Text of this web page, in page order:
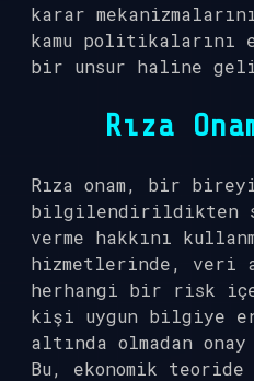
karar
kamu
bir unsur haline
Rıza
Rıza onam, bir
bilgilendirildikten
verme hakkını
hizmetlerinde, veri
herhangi bir risk
kişi uygun bilgiye
altında olmadan
Bu, ekonomik